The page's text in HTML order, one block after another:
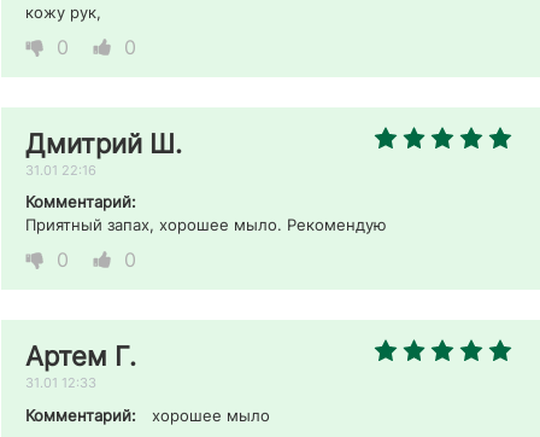
кожу рук,
0 0
Дмитрий Ш.
31.01 22:16
Комментарий:
Приятный запах, хорошее мыло. Рекомендую
0 0
Артем Г.
31.01 12:33
Комментарий: хорошее мыло